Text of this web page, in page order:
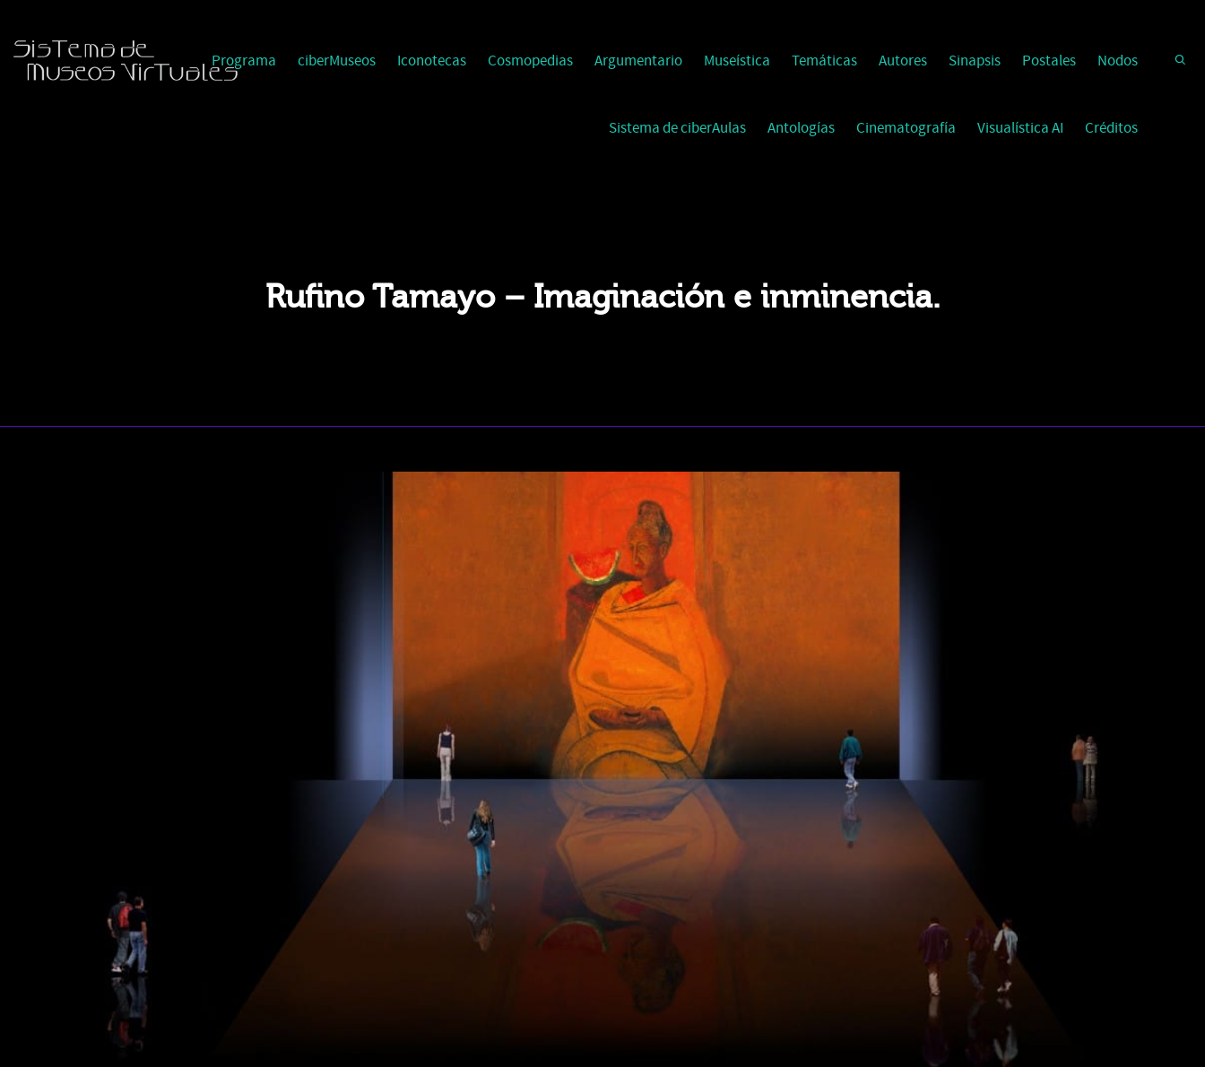
Programa ciberMuseos Iconotecas Cosmopedias Argumentario Museística Temáticas Autores Sinapsis Postales Nodos
Sistema de ciberAulas Antologías Cinematografía Visualística AI Créditos
Rufino Tamayo – Imaginación e inminencia.